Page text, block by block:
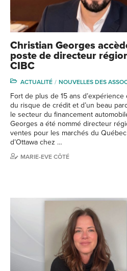
Christian Georges
poste de directeur
CIBC
ACTUALITÉ NOUVELLES DES
Fort de plus de 15 ans d’expérience
du risque de crédit et d’un beau
le secteur du financement
Georges a été nommé directeur
ventes pour les marchés du
d’Ottawa chez …
MARIE-EVE CÔTÉ